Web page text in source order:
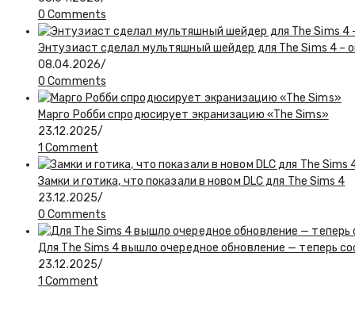
0 Comments
Энтузиаст сделал мультяшный шейдер для The Sims 4 –
08.04.2026/
0 Comments
Марго Робби спродюсирует экранизацию «The Sims»
23.12.2025/
1 Comment
Замки и готика, что показали в новом DLC для The Sims 4
23.12.2025/
0 Comments
Для The Sims 4 вышло очередное обновление — теперь
23.12.2025/
1 Comment